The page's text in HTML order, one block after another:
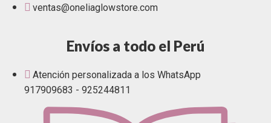
ventas@oneliaglowstore.com
Envíos a todo el Perú
Atención personalizada a los WhatsApp
917909683 - 925244811